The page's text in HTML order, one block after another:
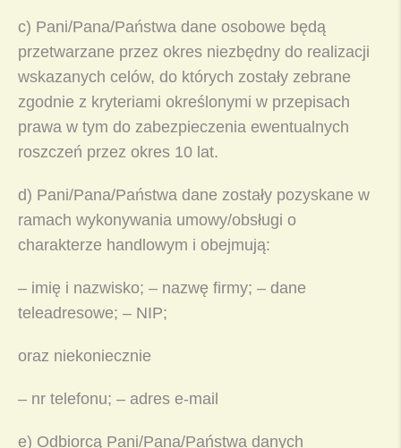
c) Pani/Pana/Państwa dane osobowe będą
przetwarzane przez okres niezbędny do realizacji
wskazanych celów, do których zostały zebrane
zgodnie z kryteriami określonymi w przepisach
prawa w tym do zabezpieczenia ewentualnych
roszczeń przez okres 10 lat.
d) Pani/Pana/Państwa dane zostały pozyskane w
ramach wykonywania umowy/obsługi o
charakterze handlowym i obejmują:
– imię i nazwisko; – nazwę firmy; – dane
teleadresowe; – NIP;
oraz niekoniecznie
– nr telefonu; – adres e-mail
e) Odbiorcą Pani/Pana/Państwa danych